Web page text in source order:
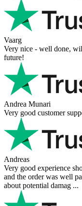
Vaarg
Very nice - well done,
future!
Andrea Munari
Very good customer
Andreas
Very good experience
and the order was well
about potential damag ...